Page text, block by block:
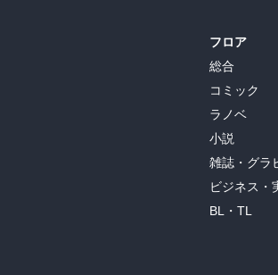
フロア
総合
コミック
ラノベ
小説
雑誌・グラ
ビジネス・
BL・TL